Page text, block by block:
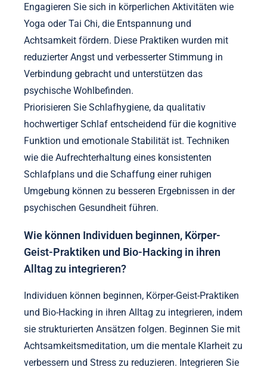
Engagieren Sie sich in körperlichen Aktivitäten wie
Yoga oder Tai Chi, die Entspannung und
Achtsamkeit fördern. Diese Praktiken wurden mit
reduzierter Angst und verbesserter Stimmung in
Verbindung gebracht und unterstützen das
psychische Wohlbefinden.
Priorisieren Sie Schlafhygiene, da qualitativ
hochwertiger Schlaf entscheidend für die kognitive
Funktion und emotionale Stabilität ist. Techniken
wie die Aufrechterhaltung eines konsistenten
Schlafplans und die Schaffung einer ruhigen
Umgebung können zu besseren Ergebnissen in der
psychischen Gesundheit führen.
Wie können Individuen beginnen, Körper-
Geist-Praktiken und Bio-Hacking in ihren
Alltag zu integrieren?
Individuen können beginnen, Körper-Geist-Praktiken
und Bio-Hacking in ihren Alltag zu integrieren, indem
sie strukturierten Ansätzen folgen. Beginnen Sie mit
Achtsamkeitsmeditation, um die mentale Klarheit zu
verbessern und Stress zu reduzieren. Integrieren Sie